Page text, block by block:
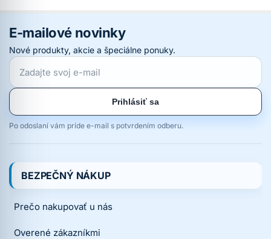
E-mailové novinky
Nové produkty, akcie a špeciálne ponuky.
Prihlásiť sa
Po odoslaní vám príde e-mail s potvrdením odberu.
BEZPEČNÝ NÁKUP
Prečo nakupovať u nás
Overené zákazníkmi